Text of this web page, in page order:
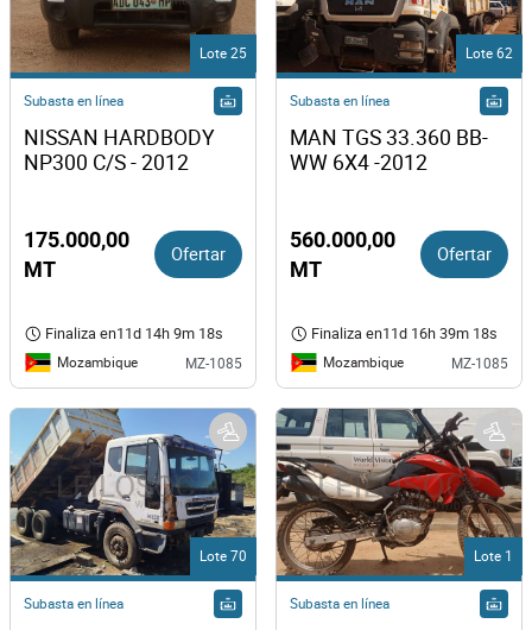
Lote 25
Subasta en línea
NISSAN HARDBODY
NP300 C/S - 2012
175.000,00
MT
Ofertar
Finaliza en11d 14h 9m 18s
Mozambique MZ-1085
Lote 62
Subasta en línea
MAN TGS 33.360 BB-
WW 6X4 -2012
560.000,00
MT
Ofertar
Finaliza en11d 16h 39m 18s
Mozambique MZ-1085
Lote 70
Subasta en línea
Lote 1
Subasta en línea